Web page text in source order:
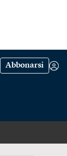
Abbonarsi